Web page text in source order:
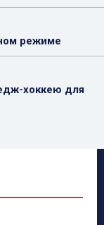
режиме
хоккею для